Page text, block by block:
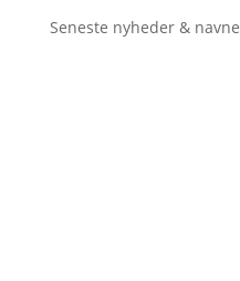
Seneste nyheder & navne